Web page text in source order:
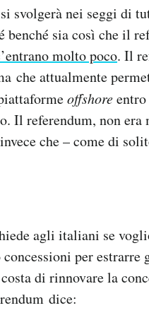
si svolgerà nei seggi di
sia così che il
molto poco. Il
che attualmente
offshore
Il referendum, non
che – come di
agli italiani se
per
di rinnovare la
dice: